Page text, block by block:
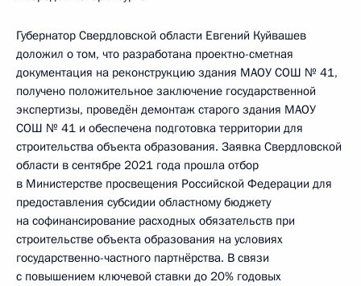
Губернатор Свердловской области Евгений Куйвашев
доложил о том, что разработана проектно-сметная
документация на реконструкцию здания МАОУ СОШ № 41,
получено положительное заключение государственной
экспертизы, проведён демонтаж старого здания МАОУ
СОШ № 41 и обеспечена подготовка территории для
строительства объекта образования. Заявка Свердловской
области в сентябре 2021 года прошла отбор
в Министерстве просвещения Российской Федерации для
предоставления субсидии областному бюджету
на софинансирование расходных обязательств при
строительстве объекта образования на условиях
государственно-частного партнёрства. В связи
с повышением ключевой ставки до 20% годовых